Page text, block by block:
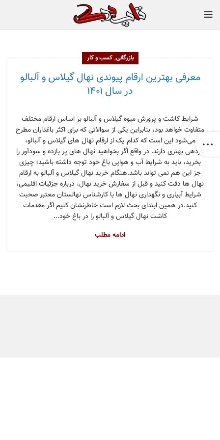
بازرگانی,کسب و کار
معرفی بهترین ارقام پیوندی نهال گیلاس و آلبالو
در سال ۱۴۰۱
شرایط کاشت و پرورش میوه گیلاس و آلبالو بر اساس ارقام مختلف
متفاوت خواهد بود، بنابراین یکی از سوالاتی که برای اکثر باغداران مطرح
می‌شود این است که کدام یک از ارقام نهال های گیلاس و آلبالو،
باردهی بهتری دارند. در واقع اگر بخواهید نهال های پر بازده و سودآور را
بخرید، باید به شرایط آب و هوایی باغ خود توجه داشته باشید؛ چیزی
جز این هم نمی تواند باشد.هنگام خرید نهال گیلاس و آلبالو به ارقام
نهال ها دقت کنید و قبل از سفارش خرید نهال، درباره جزئیات اقلیمی،
شرایط آبیاری و نگهداری نهال ها با کارشناس نهالستان معتبر صحبت
کنید.در همین ابتدای بحث لازم است خاطرنشان کنیم اگر مقدمات
کاشت نهال گیلاس و آلبالو را در باغ خود...
ادامه مطلب